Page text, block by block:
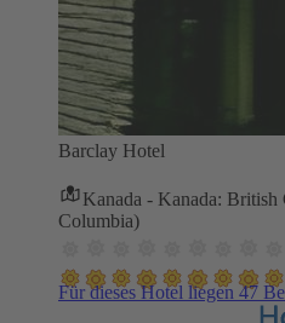
Barclay Hotel
Kanada - Kanada:
Columbia)
Für dieses Hotel liegen 47